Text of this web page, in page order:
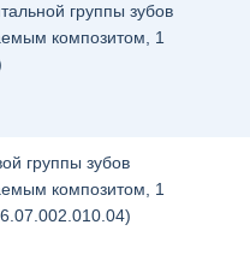
группы зубов
композитом, 1
группы зубов
композитом, 1